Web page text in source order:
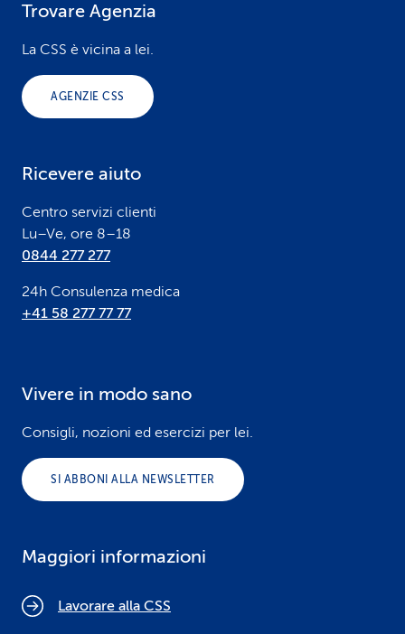
Trovare Agenzia
La CSS è vicina a lei.
AGENZIE CSS
Ricevere aiuto
Centro servizi clienti
Lu–Ve, ore 8–18
0844 277 277
24h Consulenza medica
+41 58 277 77 77
Vivere in modo sano
Consigli, nozioni ed esercizi per lei.
SI ABBONI ALLA NEWSLETTER
Maggiori informazioni
Lavorare alla CSS